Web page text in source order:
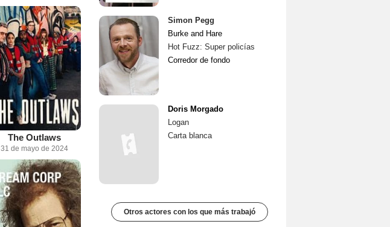
The Outlaws
31 de mayo de 2024
Simon Pegg
Burke and Hare
Hot Fuzz: Super policías
Corredor de fondo
Doris Morgado
Logan
Carta blanca
Otros actores con los que más trabajó